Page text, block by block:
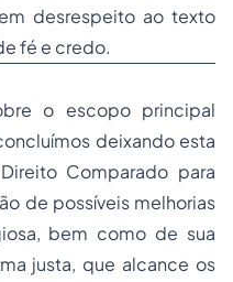
desrespeito ao texto
fé e credo.
o escopo principal
deixando esta
Comparado para
de possíveis melhorias
bem como de sua
justa, que alcance os